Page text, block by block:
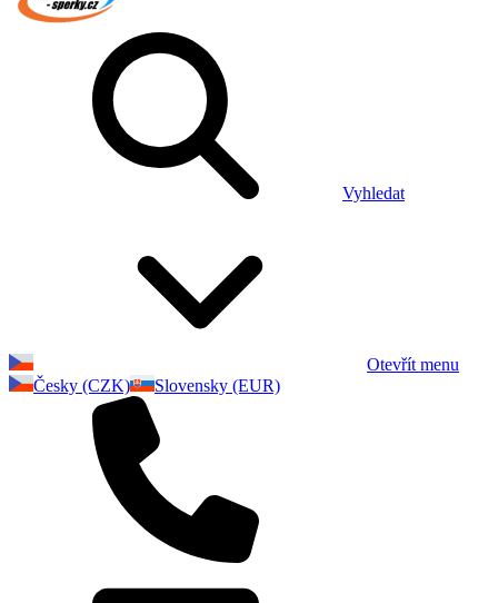
Vyhledat
Otevřít menu
Česky (CZK)
Slovensky (EUR)